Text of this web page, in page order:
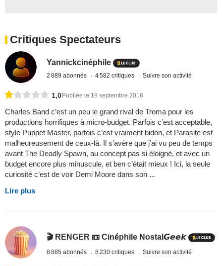
Critiques Spectateurs
Yannickcinéphile
2 889 abonnés 4 582 critiques Suivre son activité
1,0 Publiée le 19 septembre 2016
Charles Band c’est un peu le grand rival de Troma pour les
productions horrifiques à micro-budget. Parfois c’est acceptable,
style Puppet Master, parfois c’est vraiment bidon, et Parasite est
malheureusement de ceux-là. Il s’avère que j’ai vu peu de temps
avant The Deadly Spawn, au concept pas si éloigné, et avec un
budget encore plus minuscule, et ben c’était mieux ! Ici, la seule
curiosité c’est de voir Demi Moore dans son ...
Lire plus
🎬 RENGER 📼 Cinéphile Nostal𝙂𝙚𝙚𝙠
8 885 abonnés 8 230 critiques Suivre son activité